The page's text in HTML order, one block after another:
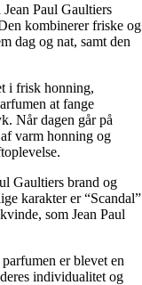
Paul Gaultiers
kombinerer friske og
dag og nat, samt den
i frisk honning,
at fange
Når dagen går på
varm honning og
Gaultiers brand og
karakter er “Scandal”
som Jean Paul
er blevet en
individualitet og